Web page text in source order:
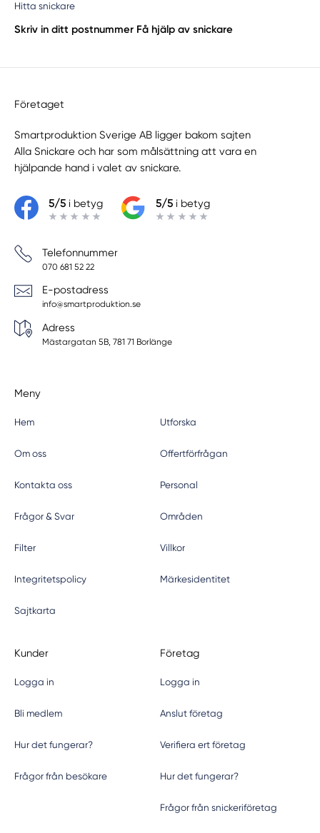
Hitta snickare
Skriv in ditt postnummer Få hjälp av snickare
Företaget
Smartproduktion Sverige AB ligger bakom sajten
Alla Snickare och har som målsättning att vara en
hjälpande hand i valet av snickare.
5/5i betyg 5/5i betyg
Telefonnummer
070 681 52 22
E-postadress
info@smartproduktion.se
Adress
Mästargatan 5B, 781 71 Borlänge
Meny
Hem Utforska
Om oss Offertförfrågan
Kontakta oss Personal
Frågor & Svar Områden
Filter Villkor
Integritetspolicy Märkesidentitet
Sajtkarta
Kunder
Logga in
Bli medlem
Hur det fungerar?
Frågor från besökare
Företag
Logga in
Anslut företag
Verifiera ert företag
Hur det fungerar?
Frågor från snickeriföretag